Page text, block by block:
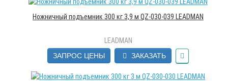
Ножничный подъемник 300 кг 3,9 м QZ-030-039 LEADMAN
LEADMAN
ЗАПРОС ЦЕНЫ
ЗАКАЗАТЬ